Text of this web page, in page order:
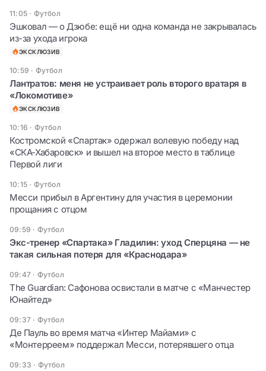
11:05 · Футбол
Эшковал — о Дзюбе: ещё ни одна команда не закрывалась
из-за ухода игрока
ЭКСКЛЮЗИВ
10:59 · Футбол
Лантратов: меня не устраивает роль второго вратаря в
«Локомотиве»
ЭКСКЛЮЗИВ
10:16 · Футбол
Костромской «Спартак» одержал волевую победу над
«СКА-Хабаровск» и вышел на второе место в таблице
Первой лиги
10:15 · Футбол
Месси прибыл в Аргентину для участия в церемонии
прощания с отцом
09:59 · Футбол
Экс-тренер «Спартака» Гладилин: уход Сперцяна — не
такая сильная потеря для «Краснодара»
09:47 · Футбол
The Guardian: Сафонова освистали в матче с «Манчестер
Юнайтед»
09:37 · Футбол
Де Пауль во время матча «Интер Майами» с
«Монтерреем» поддержал Месси, потерявшего отца
09:33 · Футбол